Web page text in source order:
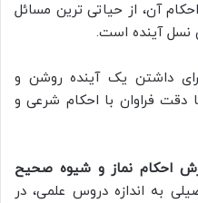
آن، از حیاتی ترین مسائل
نسل آینده است.
داشتن یک آینده روشن و
دقت فراوان با احکام شرعی و
احکام نماز و شیوه صحیح
به اندازه دروس علمی، در